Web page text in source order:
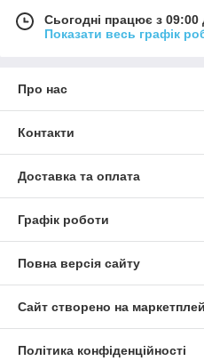
Сьогодні працює з 09:00
Показати весь графік
Про нас
Контакти
Доставка та оплата
Графік роботи
Повна версія сайту
Сайт створено на
Політика конфіденційності